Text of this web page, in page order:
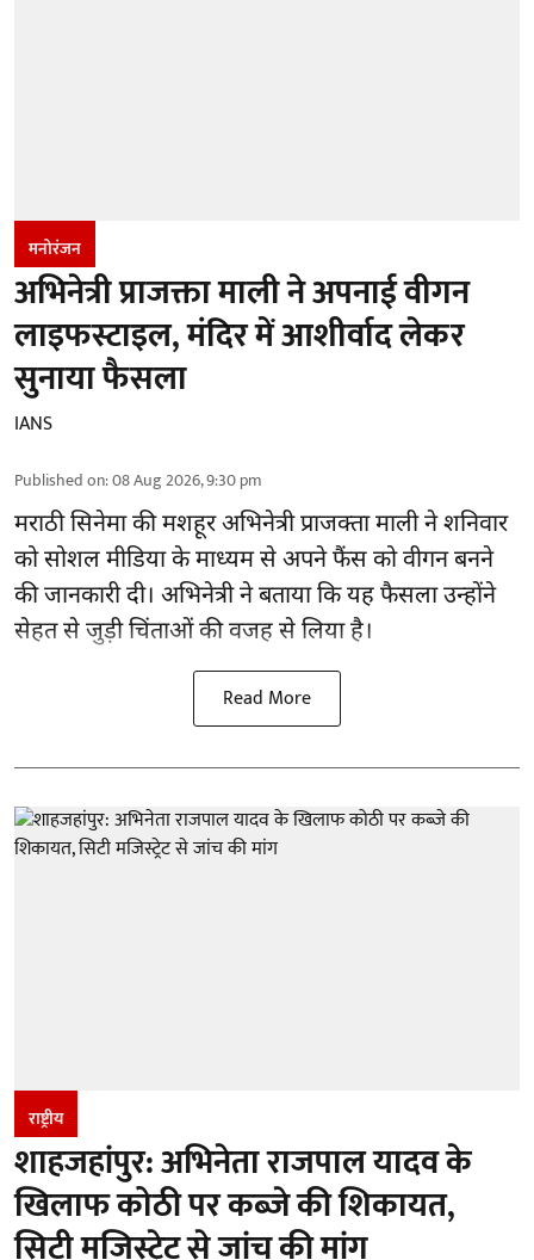
मनोरंजन
अभिनेत्री प्राजक्ता माली ने अपनाई वीगन
लाइफस्टाइल, मंदिर में आशीर्वाद लेकर
सुनाया फैसला
IANS
Published on:08 Aug 2026, 9:30 pm
मराठी सिनेमा की मशहूरअभिनेत्रीप्राजक्ता माली ने शनिवार
को सोशल मीडिया के माध्यम से अपने फैंस को वीगन बनने
की जानकारी दी। अभिनेत्री ने बताया कि यह फैसला उन्होंने
सेहत से जुड़ी चिंताओं की वजह से लिया है।
Read More
राष्ट्रीय
शाहजहांपुर: अभिनेता राजपाल यादव के
खिलाफ कोठी पर कब्जे की शिकायत,